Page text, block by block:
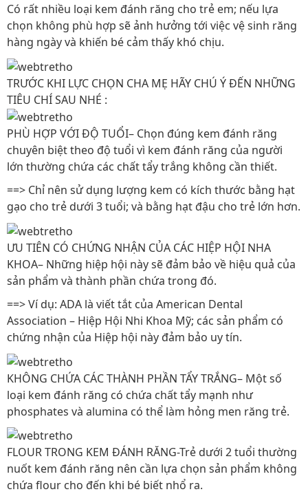
Có rất nhiều loại kem đánh răng cho trẻ em; nếu lựa
chọn không phù hợp sẽ ảnh hưởng tới việc vệ sinh răng
hàng ngày và khiến bé cảm thấy khó chịu.
TRƯỚC KHI LỰC CHỌN CHA MẸ HÃY CHÚ Ý ĐẾN NHỮNG
TIÊU CHÍ SAU NHÉ :
PHÙ HỢP VỚI ĐỘ TUỔI– Chọn đúng kem đánh răng
chuyên biệt theo độ tuổi vì kem đánh răng của người
lớn thường chứa các chất tẩy trắng không cần thiết.
==> Chỉ nên sử dụng lượng kem có kích thước bằng hạt
gạo cho trẻ dưới 3 tuổi; và bằng hạt đậu cho trẻ lớn hơn.
ƯU TIÊN CÓ CHỨNG NHẬN CỦA CÁC HIỆP HỘI NHA
KHOA– Những hiệp hội này sẽ đảm bảo về hiệu quả của
sản phẩm và thành phần chứa trong đó.
==> Ví dụ: ADA là viết tắt của American Dental
Association – Hiệp Hội Nhi Khoa Mỹ; các sản phẩm có
chứng nhận của Hiệp hội này đảm bảo uy tín.
KHÔNG CHỨA CÁC THÀNH PHẦN TẨY TRẮNG– Một số
loại kem đánh răng có chứa chất tẩy mạnh như
phosphates và alumina có thể làm hỏng men răng trẻ.
FLOUR TRONG KEM ĐÁNH RĂNG-Trẻ dưới 2 tuổi thường
nuốt kem đánh răng nên cần lựa chọn sản phẩm không
chứa flour cho đến khi bé biết nhổ ra.